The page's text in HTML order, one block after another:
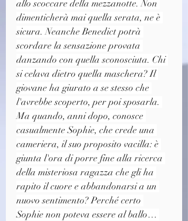
allo scoccare della mezzanotte. Non
dimenticherà mai quella serata, ne è
sicura. Neanche Benedict potrà
scordare la sensazione provata
danzando con quella sconosciuta. Chi
si celava dietro quella maschera? Il
giovane ha giurato a se stesso che
l'avrebbe scoperto, per poi sposarla.
Ma quando, anni dopo, conosce
casualmente Sophie, che crede una
cameriera, il suo proposito vacilla: è
giunta l'ora di porre fine alla ricerca
della misteriosa ragazza che gli ha
rapito il cuore e abbandonarsi a un
nuovo sentimento? Perché certo
Sophie non poteva essere al ballo…